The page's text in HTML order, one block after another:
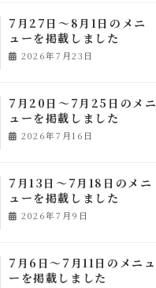
7月27日～8月1日のメニ
ューを掲載しました
2026年7月23日
7月20日～7月25日のメニ
ューを掲載しました
2026年7月16日
7月13日～7月18日のメニ
ューを掲載しました
2026年7月9日
7月6日～7月11日のメニュ
ーを掲載しました